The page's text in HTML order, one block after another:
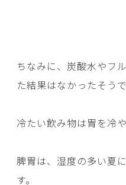
ちなみに、炭酸水やフ
た結果はなかったそうで
冷たい飲み物は胃を冷や
脾胃は、湿度の多い夏
す。